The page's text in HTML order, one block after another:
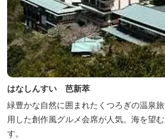
はなしんすい 芭新萃
緑豊かな自然に囲まれたくつろぎの温泉
用した創作風グルメ会席が人気。海を望
す。